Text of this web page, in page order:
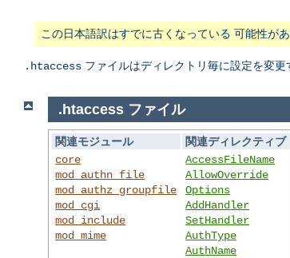
この日本語訳はすでに古くなっている 可能性が
.htaccess ファイルはディレクトリ毎に設定を変更
.htaccess ファイル
関連モジュール
関連ディレクティブ
core
mod_authn_file
mod_authz_groupfile
mod_cgi
mod_include
mod_mime
AccessFileName
AllowOverride
Options
AddHandler
SetHandler
AuthType
AuthName